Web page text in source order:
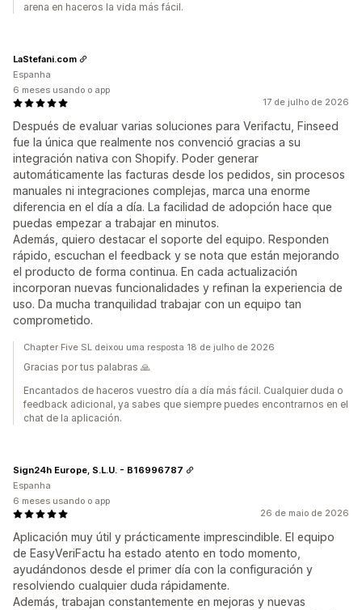
arena en haceros la vida más fácil.
17 de julho de 2026
Después de evaluar varias soluciones para Verifactu, Finseed
fue la única que realmente nos convenció gracias a su
integración nativa con Shopify. Poder generar
automáticamente las facturas desde los pedidos, sin procesos
manuales ni integraciones complejas, marca una enorme
diferencia en el día a día. La facilidad de adopción hace que
puedas empezar a trabajar en minutos.
Además, quiero destacar el soporte del equipo. Responden
rápido, escuchan el feedback y se nota que están mejorando
el producto de forma continua. En cada actualización
incorporan nuevas funcionalidades y refinan la experiencia de
uso. Da mucha tranquilidad trabajar con un equipo tan
comprometido.
LaStefani.com
Espanha
6 meses usando o app
Chapter Five SL deixou uma resposta 18 de julho de 2026
Gracias por tus palabras 🙏
Encantados de haceros vuestro día a día más fácil. Cualquier duda o
feedback adicional, ya sabes que siempre puedes encontrarnos en el
chat de la aplicación.
26 de maio de 2026
Aplicación muy útil y prácticamente imprescindible. El equipo
de EasyVeriFactu ha estado atento en todo momento,
ayudándonos desde el primer día con la configuración y
resolviendo cualquier duda rápidamente.
Además, trabajan constantemente en mejoras y nuevas
Sign24h Europe, S.L.U. - B16996787
Espanha
6 meses usando o app